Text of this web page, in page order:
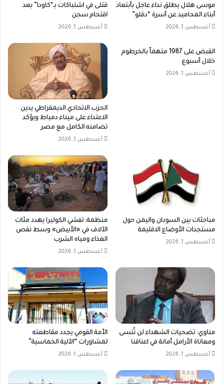
موسى هلال يطلق نداء عاجل بأبتعاد
أبناء المحاميد عن أسرة “دقلو”
أغسطس 1, 2026
قتلى في اشتباكات بـ“كاودا” بعد
اقتحام سجن
أغسطس 1, 2026
القبض على 1987 متهماً بالخرطوم
خلال أسبوع
أغسطس 1, 2026
الحزب الاتحادي الديمقراطي يدين
الاعتداء على ميناء دمياط ويؤكد
تضامنه الكامل مع مصر
أغسطس 1, 2026
مباحثات بين السودان واليمن حول
مستجدات الأوضاع الاقليمة
أغسطس 1, 2026
منظمة: تفشي الكوليرا يهدد مئات
الآلاف في «الأبيض» وسط نقص
الغذاء ومياه الشرب
أغسطس 1, 2026
مناوي: تضحيات الشهداء لن تُنسى
ومعاناة الأرامل أمانة في اعناقنا
أغسطس 1, 2026
الأمة القومي يجدد مقاطعته
لمشاورات “الآلية الخماسية”
أغسطس 1, 2026